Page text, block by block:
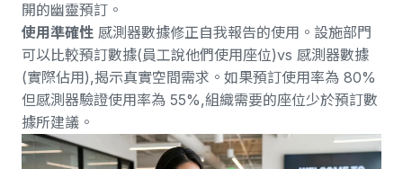
開的幽靈預訂。
使用準確性 感測器數據修正自我報告的使用。設施部門
可以比較預訂數據(員工說他們使用座位)vs 感測器數據
(實際佔用),揭示真實空間需求。如果預訂使用率為 80%
但感測器驗證使用率為 55%,組織需要的座位少於預訂數
據所建議。